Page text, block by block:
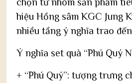
hiệu Hồng sâm KGC Jung
nhiều tầng ý nghĩa trao
Ý nghĩa set quà “Phú Quý
+ “Phú Quý”: tượng trưng